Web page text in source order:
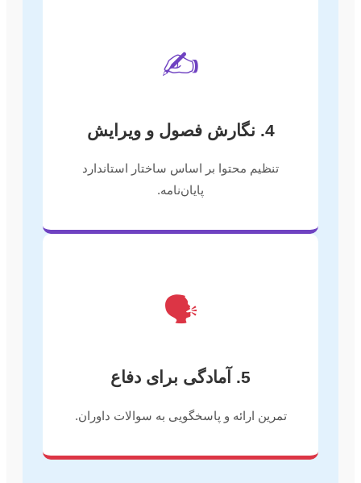
✍️
4. نگارش فصول و ویرایش
تنظیم محتوا بر اساس ساختار استاندارد
پایان‌نامه.
🗣️
5. آمادگی برای دفاع
تمرین ارائه و پاسخگویی به سوالات داوران.